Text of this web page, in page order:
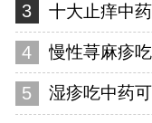
3 十大止痒中
4 慢性荨麻疹
5 湿疹吃中药